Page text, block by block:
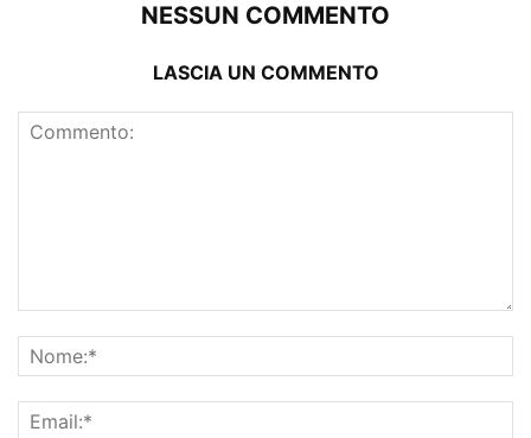
NESSUN COMMENTO
LASCIA UN COMMENTO